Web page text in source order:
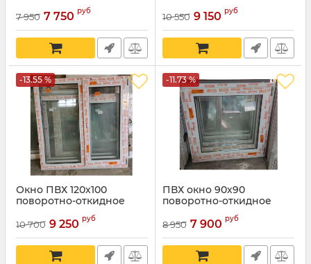
7 950 7 750 руб 10 550 9 150 руб
-13.55 %
Окно ПВХ 120х100
поворотно-откидное
10 700 9 250 руб
-11.73 %
ПВХ окно 90х90
поворотно-откидное
8 950 7 900 руб